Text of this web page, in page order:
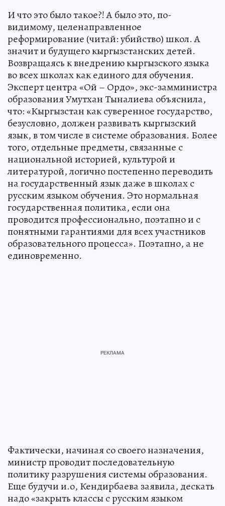
И что это было такое?! А было это, по-
видимому, целенаправленное
реформирование (читай: убийство) школ. А
значит и будущего кыргызстанских детей.
Возвращаясь к внедрению кыргызского языка
во всех школах как единого для обучения.
Эксперт центра «Ой – Ордо», экс-замминистра
образования Умутхан Тыналиева объяснила,
что: «Кыргызстан как суверенное государство,
безусловно, должен развивать кыргызский
язык, в том числе в системе образования. Более
того, отдельные предметы, связанные с
национальной историей, культурой и
литературой, логично постепенно переводить
на государственный язык даже в школах с
русским языком обучения. Это нормальная
государственная политика, если она
проводится профессионально, поэтапно и с
понятными гарантиями для всех участников
образовательного процесса». Поэтапно, а не
единовременно.
Фактически, начиная со своего назначения,
министр проводит последовательную
политику разрушения системы образования.
Еще будучи и.о, Кендирбаева заявила, дескать
надо «закрыть классы с русским языком